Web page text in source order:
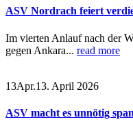
ASV Nordrach feiert
Im vierten Anlauf nach der
gegen Ankara... read more
13Apr.13. April 2026
ASV macht es unnötig